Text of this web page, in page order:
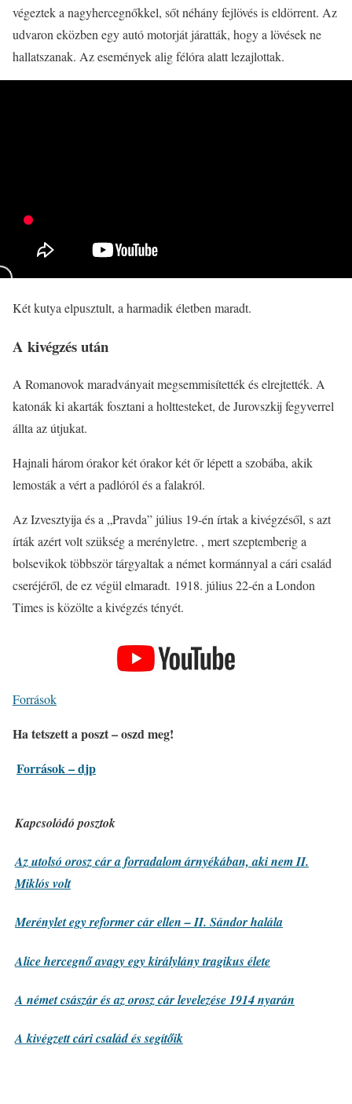
végeztek a nagyhercegnőkkel, sőt néhány fejlövés is eldörrent. Az
udvaron eközben egy autó motorját járatták, hogy a lövések ne
hallatszanak. Az események alig félóra alatt lezajlottak.
Két kutya elpusztult, a harmadik életben maradt.
A kivégzés után
A Romanovok maradványait megsemmisítették és elrejtették. A
katonák ki akarták fosztani a holttesteket, de Jurovszkij fegyverrel
állta az útjukat.
Hajnali három órakor két órakor két őr lépett a szobába, akik
lemosták a vért a padlóról és a falakról.
Az Izvesztyija és a „Pravda” július 19-én írtak a kivégzésől, s azt
írták azért volt szükség a merényletre. , mert szeptemberig a
bolsevikok többször tárgyaltak a német kormánnyal a cári család
cseréjéről, de ez végül elmaradt. 1918. július 22-én a London
Times is közölte a kivégzés tényét.
Források
Ha tetszett a poszt – oszd meg!
Források – djp
Kapcsolódó posztok
Az utolsó orosz cár a forradalom árnyékában, aki nem II.
Miklós volt
Merénylet egy reformer cár ellen – II. Sándor halála
Alice hercegnő avagy egy királylány tragikus élete
A német császár és az orosz cár levelezése 1914 nyarán
A kivégzett cári család és segítőik